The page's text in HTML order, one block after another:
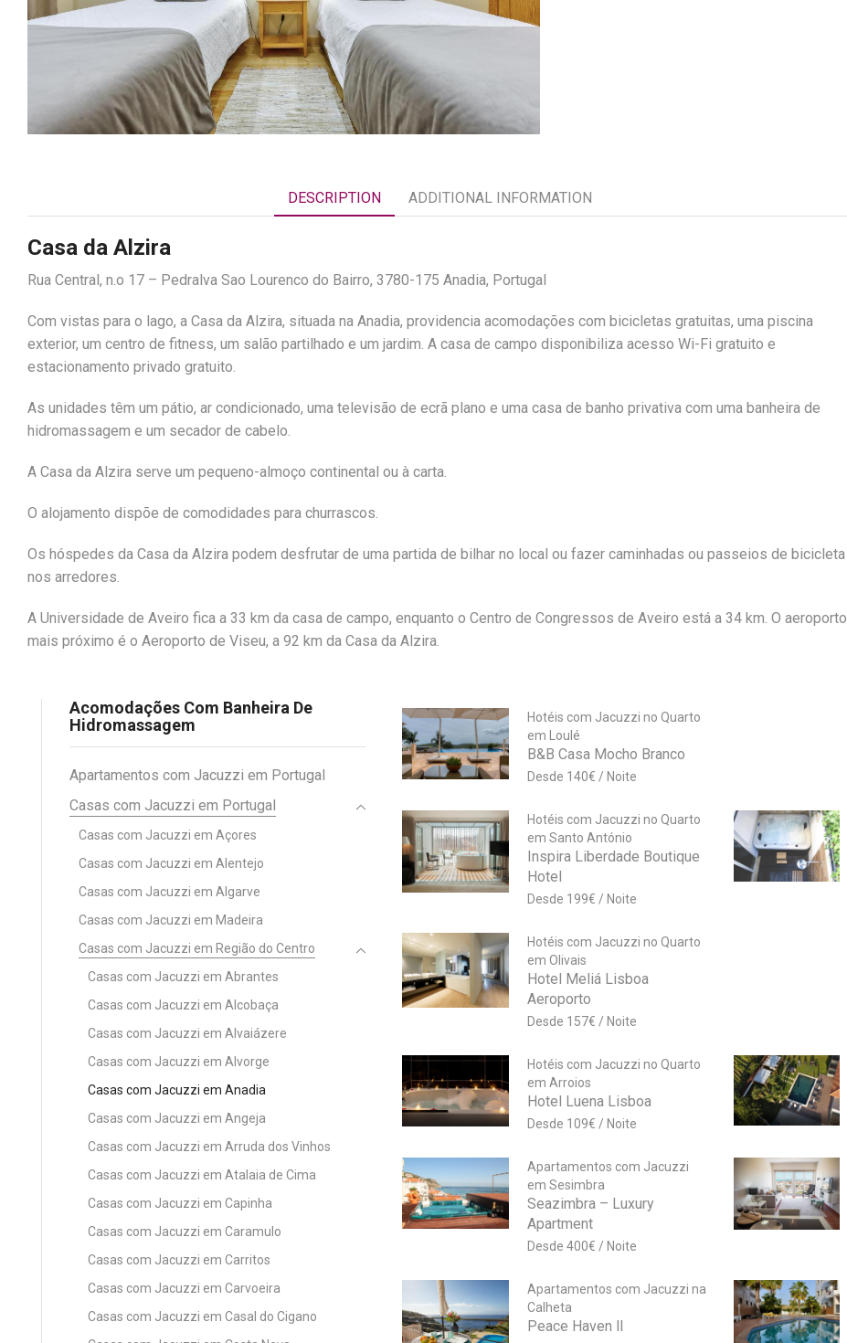
DESCRIPTION ADDITIONAL INFORMATION
Casa da Alzira
Rua Central, n.o 17 – Pedralva Sao Lourenco do Bairro, 3780-175 Anadia, Portugal
Com vistas para o lago, a Casa da Alzira, situada na Anadia, providencia acomodações com bicicletas gratuitas, uma piscina
exterior, um centro de fitness, um salão partilhado e um jardim. A casa de campo disponibiliza acesso Wi-Fi gratuito e
estacionamento privado gratuito.
As unidades têm um pátio, ar condicionado, uma televisão de ecrã plano e uma casa de banho privativa com uma banheira de
hidromassagem e um secador de cabelo.
A Casa da Alzira serve um pequeno-almoço continental ou à carta.
O alojamento dispõe de comodidades para churrascos.
Os hóspedes da Casa da Alzira podem desfrutar de uma partida de bilhar no local ou fazer caminhadas ou passeios de bicicleta
nos arredores.
A Universidade de Aveiro fica a 33 km da casa de campo, enquanto o Centro de Congressos de Aveiro está a 34 km. O aeroporto
mais próximo é o Aeroporto de Viseu, a 92 km da Casa da Alzira.
Acomodações Com Banheira De
Hidromassagem
Apartamentos com Jacuzzi em Portugal
Casas com Jacuzzi em Portugal
Casas com Jacuzzi em Açores
Casas com Jacuzzi em Alentejo
Casas com Jacuzzi em Algarve
Casas com Jacuzzi em Madeira
Casas com Jacuzzi em Região do Centro
Casas com Jacuzzi em Abrantes
Casas com Jacuzzi em Alcobaça
Casas com Jacuzzi em Alvaiázere
Casas com Jacuzzi em Alvorge
Casas com Jacuzzi em Anadia
Casas com Jacuzzi em Angeja
Casas com Jacuzzi em Arruda dos Vinhos
Casas com Jacuzzi em Atalaia de Cima
Casas com Jacuzzi em Capinha
Casas com Jacuzzi em Caramulo
Casas com Jacuzzi em Carritos
Casas com Jacuzzi em Carvoeira
Casas com Jacuzzi em Casal do Cigano
Hotéis com Jacuzzi no Quarto
em Loulé
B&B Casa Mocho Branco
140€
Hotéis com Jacuzzi no Quarto
em Santo António
Inspira Liberdade Boutique
Hotel
199€
Hotéis com Jacuzzi no Quarto
em Olivais
Hotel Meliá Lisboa
Aeroporto
157€
Hotéis com Jacuzzi no Quarto
em Arroios
Hotel Luena Lisboa
109€
Apartamentos com Jacuzzi
em Sesimbra
Seazimbra – Luxury
Apartment
400€
Apartamentos com Jacuzzi na
Calheta
Peace Haven ll